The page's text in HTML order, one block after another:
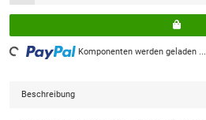
Loading... Komponenten werden geladen ...
Beschreibung